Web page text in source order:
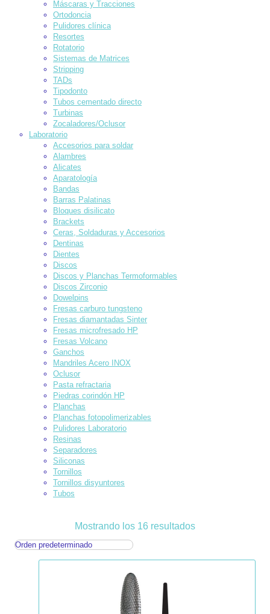
Máscaras y Tracciones
Ortodoncia
Pulidores clínica
Resortes
Rotatorio
Sistemas de Matrices
Stripping
TADs
Tipodonto
Tubos cementado directo
Turbinas
Zocaladores/Oclusor
Laboratorio
Accesorios para soldar
Alambres
Alicates
Aparatología
Bandas
Barras Palatinas
Bloques disilicato
Brackets
Ceras, Soldaduras y Accesorios
Dentinas
Dientes
Discos
Discos y Planchas Termoformables
Discos Zirconio
Dowelpins
Fresas carburo tungsteno
Fresas diamantadas Sinter
Fresas microfresado HP
Fresas Volcano
Ganchos
Mandriles Acero INOX
Oclusor
Pasta refractaria
Piedras corindón HP
Planchas
Planchas fotopolimerizables
Pulidores Laboratorio
Resinas
Separadores
Siliconas
Tornillos
Tornillos disyuntores
Tubos
Mostrando los 16 resultados